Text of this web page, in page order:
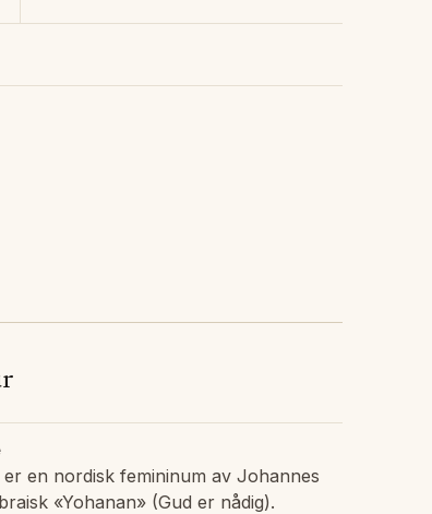
en nordisk femininum av Johannes
«Yohanan» (Gud er nådig).